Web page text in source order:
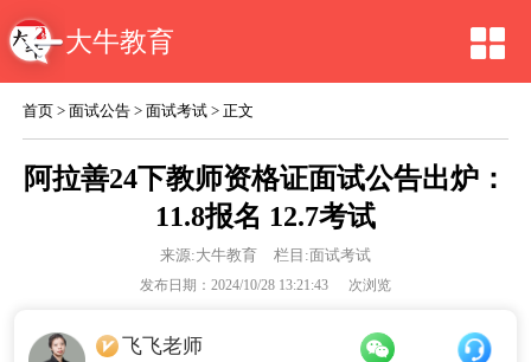
大牛教育
首页 >面试公告 >面试考试 > 正文
阿拉善24下教师资格证面试公告出炉：
11.8报名 12.7考试
来源:大牛教育 栏目:面试考试
发布日期：2024/10/28 13:21:43 次浏览
飞飞老师